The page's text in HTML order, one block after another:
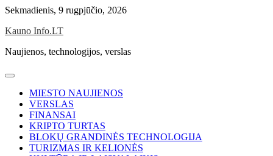
Skip
content
Sekmadienis, 9 rugpjūčio, 2026
Kauno Info.LT
Naujienos, technologijos, verslas
MIESTO NAUJIENOS
VERSLAS
FINANSAI
KRIPTO TURTAS
BLOKŲ GRANDINĖS TECHNOLOGIJA
TURIZMAS IR KELIONĖS